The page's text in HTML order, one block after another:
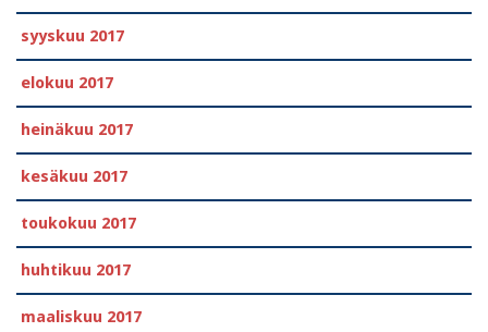
syyskuu 2017
elokuu 2017
heinäkuu 2017
kesäkuu 2017
toukokuu 2017
huhtikuu 2017
maaliskuu 2017